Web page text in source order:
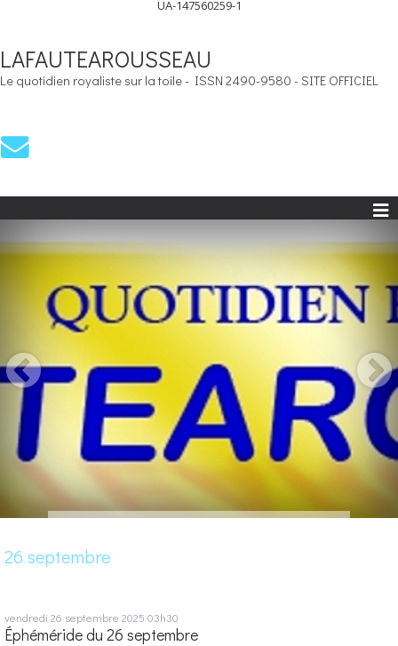
UA-147560259-1
LAFAUTEAROUSSEAU
Le quotidien royaliste sur la toile - ISSN 2490-9580 - SITE OFFICIEL
26 septembre
vendredi 26 septembre 2025 03h30
Éphéméride du 26 septembre